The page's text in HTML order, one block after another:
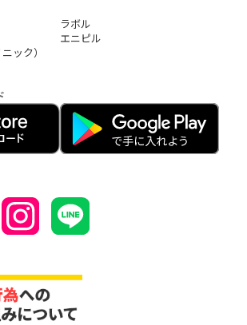
ラボル
エニピル
ック）